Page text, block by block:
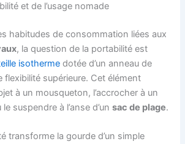
et de l’usage nomade
habitudes de consommation liées aux
, la question de la portabilité est
isotherme dotée d’un anneau de
supérieure. Cet élément
à un mousqueton, l’accrocher à un
le suspendre à l’anse d’unsac de plage.
transforme la gourde d’un simple